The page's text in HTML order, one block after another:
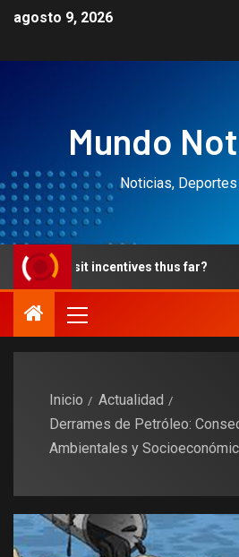
agosto 9, 2026
Mundo
Noticias,
thus far? Once
Inicio
Actualidad
Derrames de Petróleo:
Ambientales y